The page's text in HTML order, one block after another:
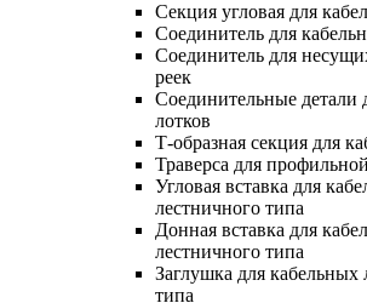
Секция угловая для
Соединитель для
Соединитель для
реек
Соединительные детали
лотков
Т-образная секция для
Траверса для
Угловая вставка для
лестничного типа
Донная вставка для
лестничного типа
Заглушка для кабельных
типа